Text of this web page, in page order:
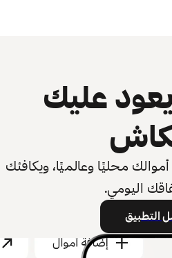
عليك
محليًا وعالميًا، ويكافئك
اليومي.
التطبيق